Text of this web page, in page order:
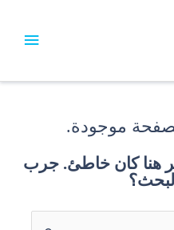
موجودة.
هنا كان خاطئ. جرب